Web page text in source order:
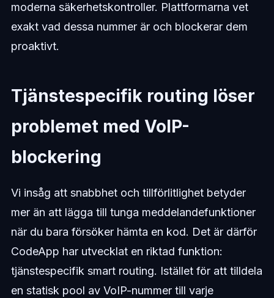
moderna säkerhetskontroller. Plattformarna vet
exakt vad dessa nummer är och blockerar dem
proaktivt.
Tjänstespecifik routing löser
problemet med VoIP-
blockering
Vi insåg att snabbhet och tillförlitlighet betyder
mer än att lägga till tunga meddelandefunktioner
när du bara försöker hämta en kod. Det är därför
CodeApp har utvecklat en riktad funktion:
tjänstespecifik smart routing. Istället för att tilldela
en statisk pool av VoIP-nummer till varje